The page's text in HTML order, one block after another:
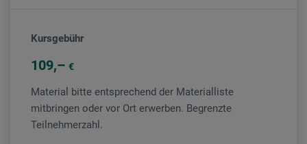
Kursgebühr
109 €
Material bitte entsprechend der Materialliste
mitbringen oder vor Ort erwerben. Begrenzte
Teilnehmerzahl.